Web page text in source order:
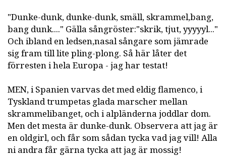
"Dunke-dunk, dunke-dunk, smäll, skrammel,bang,
bang dunk...." Gälla sångröster:"skrik, tjut, yyyyyl..."
Och ibland en ledsen,nasal sångare som jämrade
sig fram till lite pling-plong. Så här låter det
förresten i hela Europa - jag har testat!
MEN, i Spanien varvas det med eldig flamenco, i
Tyskland trumpetas glada marscher mellan
skrammelibanget, och i alpländerna joddlar dom.
Men det mesta är dunke-dunk. Observera att jag är
en oldgirl, och får som sådan tycka vad jag vill! Alla
ni andra får gärna tycka att jag är mossig!